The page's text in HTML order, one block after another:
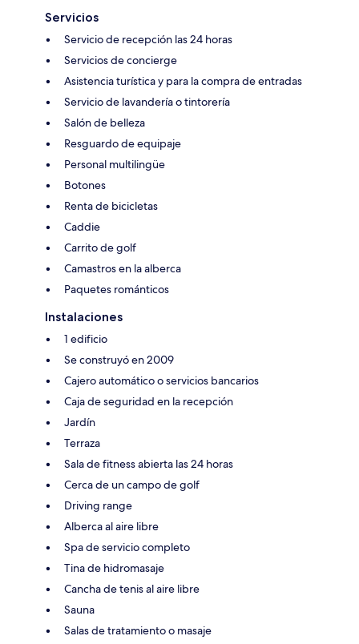
Servicios
Servicio de recepción las 24 horas
Servicios de concierge
Asistencia turística y para la compra de entradas
Servicio de lavandería o tintorería
Salón de belleza
Resguardo de equipaje
Personal multilingüe
Botones
Renta de bicicletas
Caddie
Carrito de golf
Camastros en la alberca
Paquetes románticos
Instalaciones
1 edificio
Se construyó en 2009
Cajero automático o servicios bancarios
Caja de seguridad en la recepción
Jardín
Terraza
Sala de fitness abierta las 24 horas
Cerca de un campo de golf
Driving range
Alberca al aire libre
Spa de servicio completo
Tina de hidromasaje
Cancha de tenis al aire libre
Sauna
Salas de tratamiento o masaje